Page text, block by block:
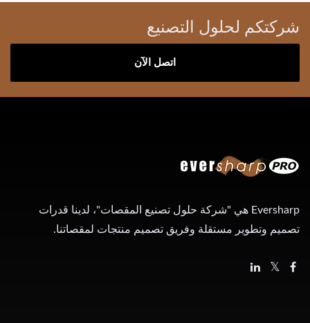
شركتكم لحلول التصنيع
اتصل الآن
Eversharp هي "شركة حلول تصنيع المقصات"، لدينا قدرات
تصميم وتطوير مستقلة وفريق تصميم منتجات لمقصاتنا.